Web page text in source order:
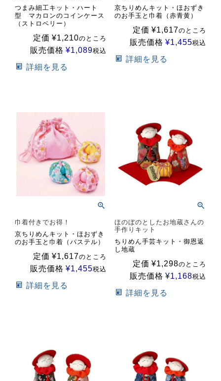
つまみ細工キット・ハート
型 マカロンのコインケース
（ストロベリー）
定価 ¥1,210のところ
販売価格 ¥1,089税込
詳細を見る
京ちりめんキット・ほおずき
のお手玉と巾着（赤青黄）
定価 ¥1,617のところ
販売価格 ¥1,455税込
詳細を見る
巾着付きでお得！
京ちりめんキット・ほおずき
のお手玉と巾着（パステル）
定価 ¥1,617のところ
販売価格 ¥1,455税込
詳細を見る
ほのぼのとしたお地蔵さんの
手作りキット
ちりめん手芸キット・御恩返
し地蔵
定価 ¥1,298のところ
販売価格 ¥1,168税込
詳細を見る